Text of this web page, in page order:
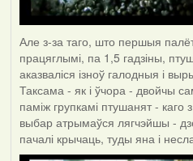
Але з-за таго, што першыя
працяглымі, па 1,5 гадзіны,
аказваліся ізноў галодныя і
Таксама - як і ўчора - двойчы
паміж групкамі птушанят - каго
выбар атрымаўся лягчэйшы -
пачалі крычаць, туды яна і